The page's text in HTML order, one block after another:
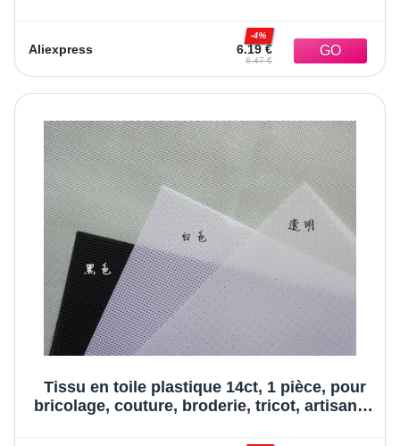
Aliexpress 6.19 €
-4%
6.47 €
Tissu en toile plastique 14ct, 1 pièce, pour
bricolage, couture, broderie, tricot, artisanat,